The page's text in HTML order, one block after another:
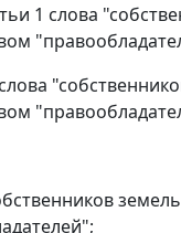
1 слова